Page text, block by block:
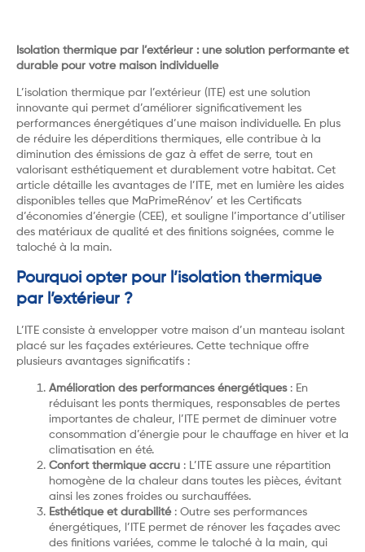
Isolation thermique par l’extérieur : une solution performante et
durable pour votre maison individuelle
L’isolation thermique par l’extérieur (ITE) est une solution
innovante qui permet d’améliorer significativement les
performances énergétiques d’une maison individuelle. En plus
de réduire les déperditions thermiques, elle contribue à la
diminution des émissions de gaz à effet de serre, tout en
valorisant esthétiquement et durablement votre habitat. Cet
article détaille les avantages de l’ITE, met en lumière les aides
disponibles telles que MaPrimeRénov’ et les Certificats
d’économies d’énergie (CEE), et souligne l’importance d’utiliser
des matériaux de qualité et des finitions soignées, comme le
taloché à la main.
Pourquoi opter pour l’isolation thermique
par l’extérieur ?
L’ITE consiste à envelopper votre maison d’un manteau isolant
placé sur les façades extérieures. Cette technique offre
plusieurs avantages significatifs :
Amélioration des performances énergétiques: En
réduisant les ponts thermiques, responsables de pertes
importantes de chaleur, l’ITE permet de diminuer votre
consommation d’énergie pour le chauffage en hiver et la
climatisation en été.
Confort thermique accru : L’ITE assure une répartition
homogène de la chaleur dans toutes les pièces, évitant
ainsi les zones froides ou surchauffées.
Esthétique et durabilité: Outre ses performances
énergétiques, l’ITE permet de rénover les façades avec
des finitions variées, comme le taloché à la main, qui